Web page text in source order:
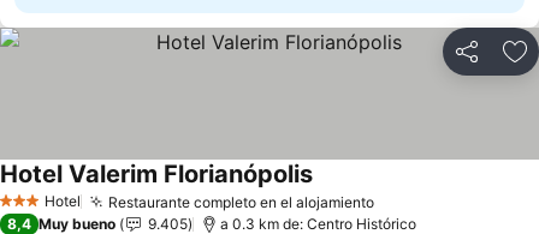
Compartir
3 Estrellas
Hotel Restaurante completo en el alojamientoVer precios
Hotel Valerim FlorianópolisVer precios
8,4 Muy bueno 9.405 a 0.3 km de: Centro Histórico